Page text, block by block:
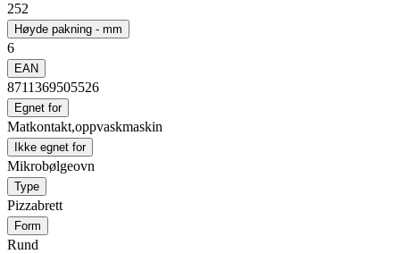
252
Høyde pakning - mm
6
EAN
8711369505526
Egnet for
Matkontakt,oppvaskmaskin
Ikke egnet for
Mikrobølgeovn
Type
Pizzabrett
Form
Rund